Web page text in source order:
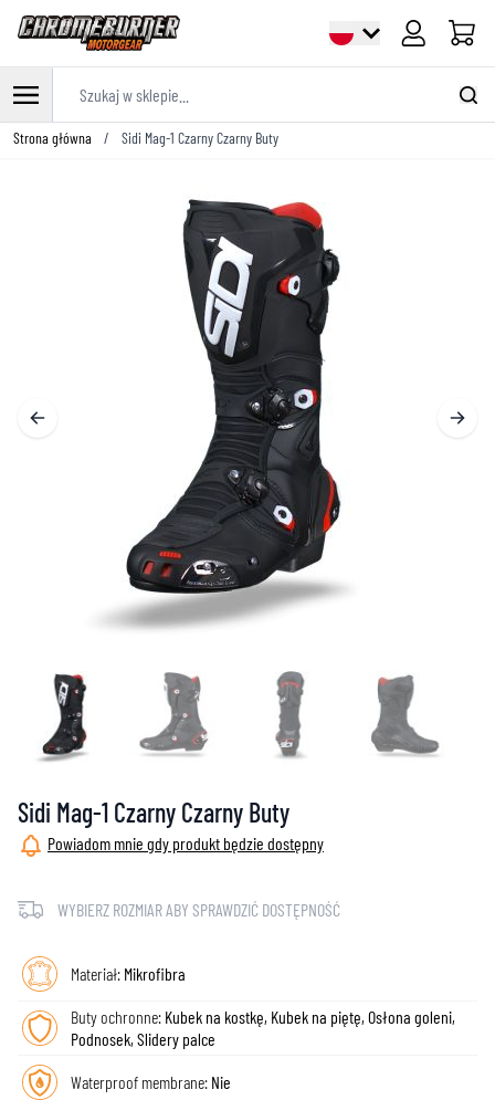
Cart
Przejdź do treści
Strona główna / Sidi Mag-1 Czarny Czarny Buty
Sidi Mag-1 Czarny Czarny Buty
Powiadom mnie gdy produkt będzie dostępny
WYBIERZ ROZMIAR ABY SPRAWDZIĆ DOSTĘPNOŚĆ
Materiał: Mikrofibra
Buty ochronne: Kubek na kostkę, Kubek na piętę, Osłona goleni,
Podnosek, Slidery palce
Waterproof membrane: Nie